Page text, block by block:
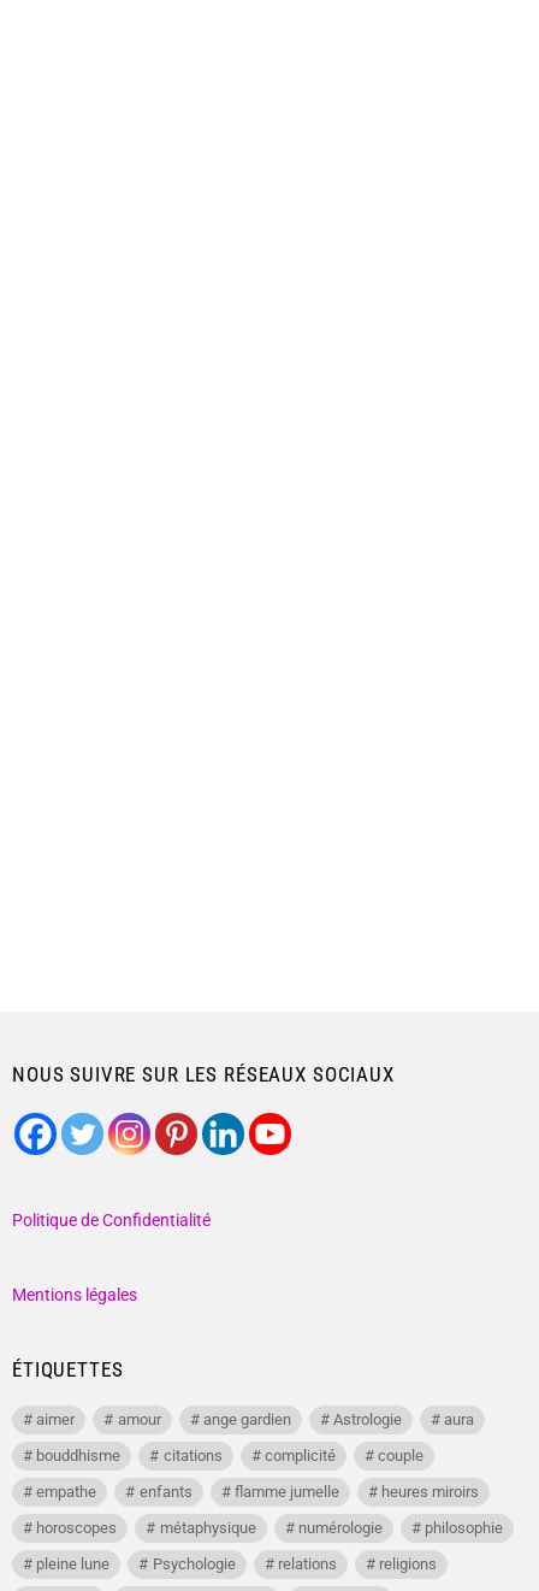
NOUS SUIVRE SUR LES RÉSEAUX SOCIAUX
Politique de Confidentialité
Mentions légales
ÉTIQUETTES
aimer amour ange gardien Astrologie
aura
bouddhisme
citations complicité
couple
empathe
enfants flamme jumelle
heures miroirs
horoscopes
métaphysique numérologie
philosophie
pleine lune
Psychologie relations
religions